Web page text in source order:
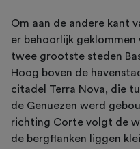
Om aan de andere kant
er behoorlijk geklommen
twee grootste steden
Hoog boven de
citadel Terra Nova, die
de Genuezen werd
richting Corte volgt de
de bergflanken liggen